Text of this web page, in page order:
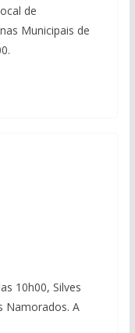
de
Municipais de
10h00, Silves
Namorados. A